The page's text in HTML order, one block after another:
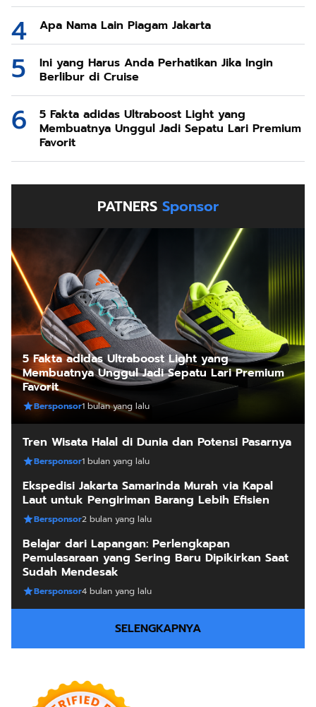
Apa Nama Lain Piagam Jakarta
Ini yang Harus Anda Perhatikan Jika Ingin
Berlibur di Cruise
5 Fakta adidas Ultraboost Light yang
Membuatnya Unggul Jadi Sepatu Lari Premium
Favorit
PATNERS Sponsor
5 Fakta adidas Ultraboost Light yang
Membuatnya Unggul Jadi Sepatu Lari Premium
Favorit
Bersponsor1 bulan yang lalu
Tren Wisata Halal di Dunia dan Potensi Pasarnya
Bersponsor1 bulan yang lalu
Ekspedisi Jakarta Samarinda Murah via Kapal
Laut untuk Pengiriman Barang Lebih Efisien
Bersponsor2 bulan yang lalu
Belajar dari Lapangan: Perlengkapan
Pemulasaraan yang Sering Baru Dipikirkan Saat
Sudah Mendesak
Bersponsor4 bulan yang lalu
SELENGKAPNYA